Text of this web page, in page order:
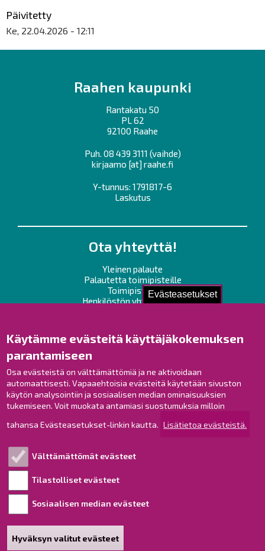
Evästeasetukset
Käytämme evästeitä käyttäjäkokemuksen
parantamiseen
Osa evästeistä on välttämättömiä ja ne aktivoidaan
automaattisesti. Vapaaehtoisia evästeitä käytetään sivuston
käytön analysointiin ja sosiaalisen median ominaisuuksien
tukemiseen. Voit muokata antamiasi suostumuksia milloin
tahansa Evästeasetukset-linkin kautta. Lisätietoa evästeistä.
Välttämättömät evästeet
Tilastolliset evästeet
Sosiaalisen median evästeet
Hyväksyn valitut evästeet
Päivitetty
Ke, 22.04.2026 - 12:11
Raahen kaupunki
Rantakatu 50
PL 62
92100 Raahe
Puh. 08 439 3111 (vaihde)
kirjaamo [at] raahe.fi
Y-tunnus: 1791817-6
Laskutus
Ota yhteyttä!
Yleinen palaute
Palautetta toimipisteille
Toimipisteet
Henkilöstön yhteystiedot
Raahe Facebookissa
Raahe Instagramissa
Raahe LinkedInissä
Raahe YouTubessa
Esityslistat ja pöytäkirjat
Viranhaltijapäätökset
Saavutettavuusseloste
Sivukartta